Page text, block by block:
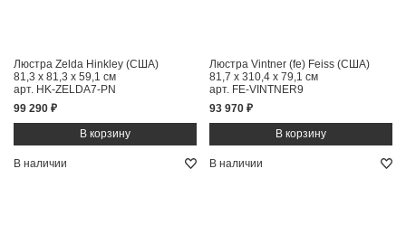
Люстра Zelda Hinkley (США)
81,3 x 81,3 x 59,1 см
арт. HK-ZELDA7-PN
99 290 ₽
Люстра Vintner (fe) Feiss (США)
81,7 x 310,4 x 79,1 см
арт. FE-VINTNER9
93 970 ₽
В наличии В наличии